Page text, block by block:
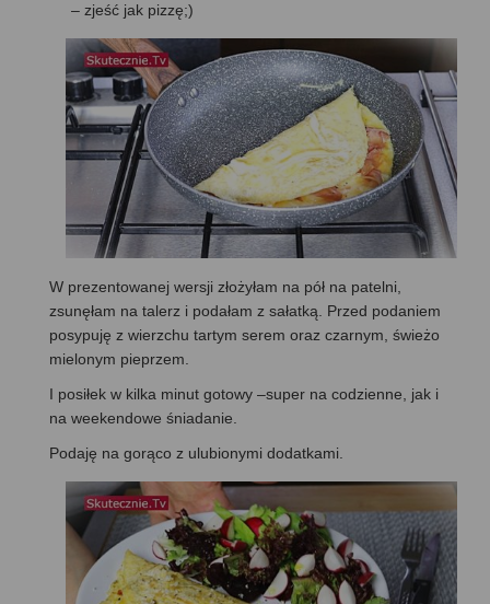
– zjeść jak pizzę;)
W prezentowanej wersji złożyłam na pół na patelni,
zsunęłam na talerz i podałam z sałatką. Przed podaniem
posypuję z wierzchu tartym serem oraz czarnym, świeżo
mielonym pieprzem.
I posiłek w kilka minut gotowy –super na codzienne, jak i
na weekendowe śniadanie.
Podaję na gorąco z ulubionymi dodatkami.